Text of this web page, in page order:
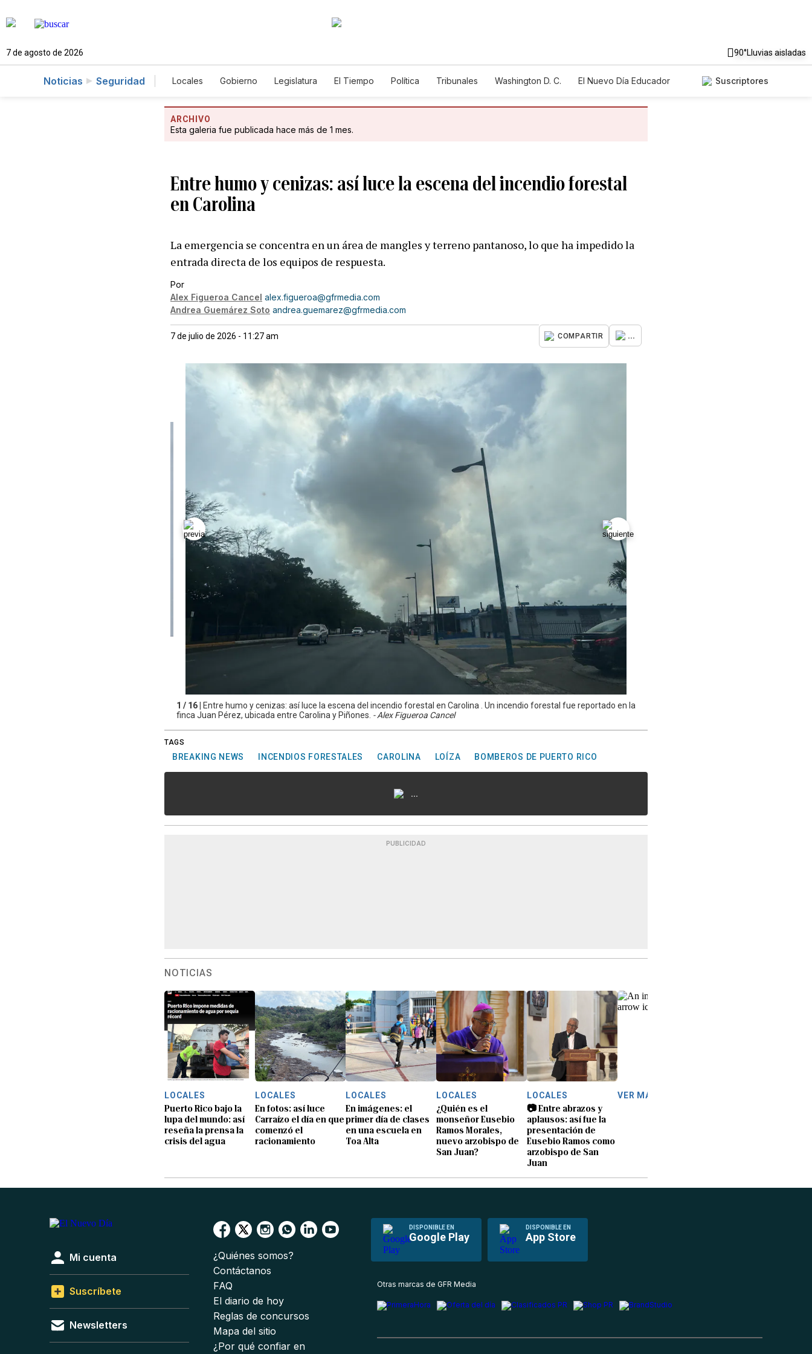
7 de agosto de 2026 90°Lluvias aisladas
Noticias Seguridad Locales Gobierno Legislatura El Tiempo Política Tribunales Washington D. C.
El Nuevo Día Educador
Suscriptores
ARCHIVO
Esta galeria fue publicada hace más de 1 mes.
Entre humo y cenizas: así luce la escena del incendio forestal
en Carolina
La emergencia se concentra en un área de mangles y terreno pantanoso, lo que ha impedido la
entrada directa de los equipos de respuesta.
Por
Alex Figueroa Cancel alex.figueroa@gfrmedia.com
Andrea Guemárez Soto andrea.guemarez@gfrmedia.com
7 de julio de 2026 - 11:27 am COMPARTIR ...
1 / 16 |
Entre humo y cenizas: así luce la escena del incendio forestal en Carolina . Un incendio forestal fue reportado en la
finca Juan Pérez, ubicada entre Carolina y Piñones. - Alex Figueroa Cancel
TAGS
BREAKING NEWS INCENDIOS FORESTALES CAROLINA LOÍZA BOMBEROS DE PUERTO RICO
...
PUBLICIDAD
NOTICIAS
LOCALES
Puerto Rico bajo la
lupa del mundo: así
reseña la prensa la
crisis del agua
LOCALES
En fotos: así luce
Carraízo el día en que
comenzó el
racionamiento
LOCALES
En imágenes: el
primer día de clases
en una escuela en
Toa Alta
LOCALES
¿Quién es el
monseñor Eusebio
Ramos Morales,
nuevo arzobispo de
San Juan?
LOCALES
📷 Entre abrazos y
aplausos: así fue la
presentación de
Eusebio Ramos como
arzobispo de San
Juan
VER MÁS
DISPONIBLE EN
Google Play
DISPONIBLE EN
App Store
Mi cuenta
Suscríbete
Newsletters
¿Quiénes somos?
Contáctanos
FAQ
El diario de hoy
Reglas de concursos
Mapa del sitio
¿Por qué confiar en
Otras marcas de GFR Media